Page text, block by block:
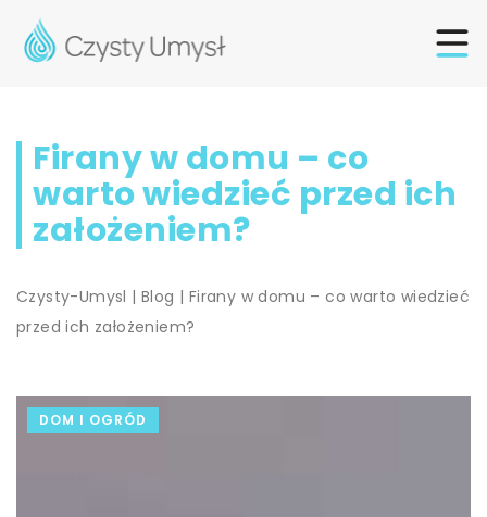
Firany w domu – co
warto wiedzieć przed ich
założeniem?
Czysty-Umysl |Blog | Firany w domu – co warto wiedzieć
przed ich założeniem?
DOM I OGRÓD